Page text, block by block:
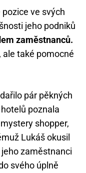
ve svých
jeho podniků
zaměstnanců.
ale také pomocné
pár pěkných
poznala
shopper,
Lukáš okusil
zaměstnanci
svého úplně